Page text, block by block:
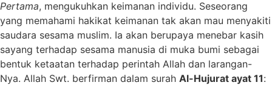
Pertama, mengukuhkan keimanan individu. Seseorang
yang memahami hakikat keimanan tak akan mau menyakiti
saudara sesama muslim. Ia akan berupaya menebar kasih
sayang terhadap sesama manusia di muka bumi sebagai
bentuk ketaatan terhadap perintah Allah dan larangan-
Nya. Allah Swt. berfirman dalam surah Al-Hujurat ayat 11: